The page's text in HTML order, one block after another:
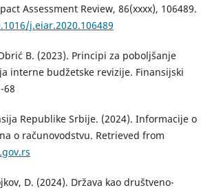
Assessment Review, 86(xxxx), 106489.
j.eiar.2020.106489
B. (2023). Principi za poboljšanje
interne budžetske revizije. Finansijski
68
Republike Srbije. (2024). Informacije o
o računovodstvu. Retrieved from
D. (2024). Država kao društveno-